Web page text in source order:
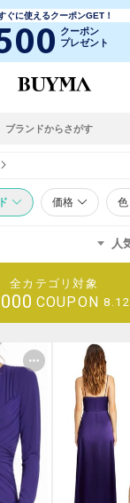
ぐに使えるクーポンGET！
クーポン
プレゼント
価格 色
人
全カテゴリ対象
COUPON